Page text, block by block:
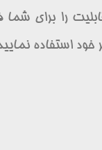
را برای
خود استفاده